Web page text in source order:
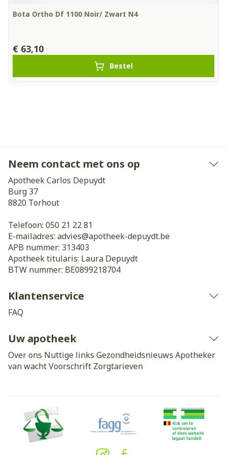
Bota Ortho Df 1100 Noir/ Zwart N4
€ 63,10
Bestel
Neem contact met ons op
Apotheek Carlos Depuydt
Burg 37
8820 Torhout
Telefoon: 050 21 22 81
E-mailadres: advies@apotheek-depuydt.be
APB nummer: 313403
Apotheek titularis: Laura Depuydt
BTW nummer: BE0899218704
Klantenservice
FAQ
Uw apotheek
Over ons Nuttige links Gezondheidsnieuws Apotheker
van wachtVoorschrift Zorgtarieven